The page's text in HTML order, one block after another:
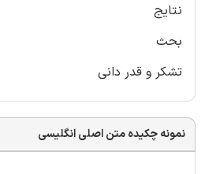
نتایج
بحث
تشکر و قدر دانی
نمونه چکیده متن اصلی انگلیسی